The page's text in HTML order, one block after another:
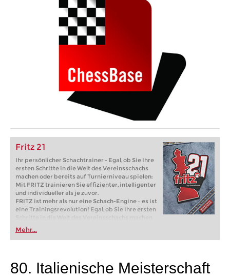
Fritz 21
Ihr persönlicher Schachtrainer - Egal, ob Sie Ihre
ersten Schritte in die Welt des Vereinsschachs
machen oder bereits auf Turnierniveau spielen:
Mit FRITZ trainieren Sie effizienter, intelligenter
und individueller als je zuvor.
FRITZ ist mehr als nur eine Schach-Engine – es ist
eine Trainingsrevolution! Egal, ob Sie Ihre ersten
Schritte in die Welt des Vereinsschachs machen
oder bereits auf Turnierniveau spielen: Mit
FRITZ trainieren Sie effizienter, intelligenter und
individueller als je zuvor.
Mehr...
80. Italienische Meisterschaft